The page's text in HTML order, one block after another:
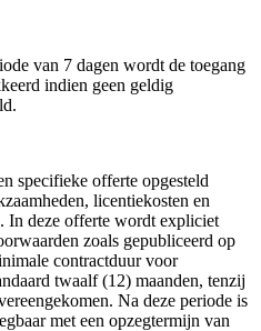
van 7 dagen wordt de toegang
indien geen geldig
specifieke offerte opgesteld
licentiekosten en
In deze offerte wordt expliciet
zoals gepubliceerd op
contractduur voor
twaalf (12) maanden, tenzij
Na deze periode is
met een opzegtermijn van